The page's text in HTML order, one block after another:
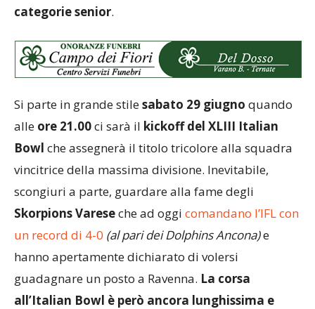
categorie senior.
Si parte in grande stilesabato 29 giugno quando
alle ore 21.00ci sarà il kickoff del XLIII Italian
Bowl che assegnerà il titolo tricolore alla squadra
vincitrice della massima divisione. Inevitabile,
scongiuri a parte, guardare alla fame degli
Skorpions Vareseche ad oggi comandano l’IFL con
un record di 4-0 (al pari dei Dolphins Ancona)e
hanno apertamente dichiarato di volersi
guadagnare un posto a Ravenna. La corsa
all’Italian Bowl è però ancora lunghissima e